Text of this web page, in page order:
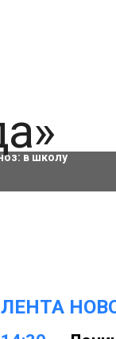
в школу
ЛЕНТА